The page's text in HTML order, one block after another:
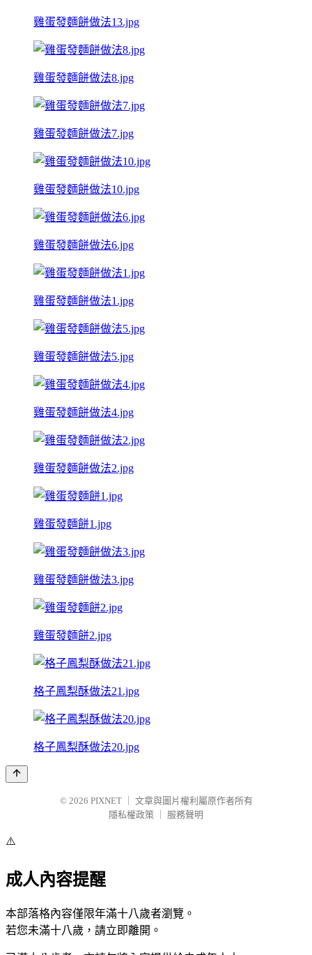
雞蛋發麵餅做法13.jpg
雞蛋發麵餅做法8.jpg
雞蛋發麵餅做法7.jpg
雞蛋發麵餅做法10.jpg
雞蛋發麵餅做法6.jpg
雞蛋發麵餅做法1.jpg
雞蛋發麵餅做法5.jpg
雞蛋發麵餅做法4.jpg
雞蛋發麵餅做法2.jpg
雞蛋發麵餅1.jpg
雞蛋發麵餅做法3.jpg
雞蛋發麵餅2.jpg
格子鳳梨酥做法21.jpg
格子鳳梨酥做法20.jpg
© 2026 PIXNET
文章與圖片權利屬原作者所有
隱私權政策
服務聲明
⚠️
成人內容提醒
本部落格內容僅限年滿十八歲者瀏覽。
若您未滿十八歲，請立即離開。